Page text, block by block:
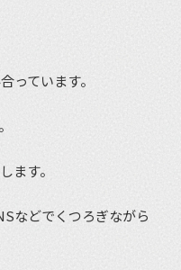
っています。
ます。
などでくつろぎながら